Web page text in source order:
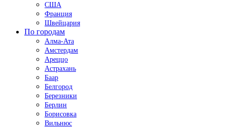
США
Франция
Швейцария
По городам
Алма-Ата
Амстердам
Ареццо
Астрахань
Баар
Белгород
Березники
Берлин
Борисовка
Вильнюс